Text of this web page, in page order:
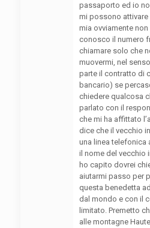
passaporto ed io
mi possono attivare
mia ovviamente non
conosco il numero
chiamare solo che
muovermi, nel
parte il contratto di
bancario) se
chiedere qualcosa
parlato con il
che mi ha affittato
dice che il vecchio
una linea telefonica
il nome del vecchio
ho capito dovrei
aiutarmi passo per
questa benedetta
dal mondo e con il
limitato. Premetto
alle montagne